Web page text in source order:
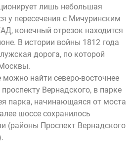
лишь небольшая
у пересечения с Мичуринским
конечный отрезок находится
В истории войны 1812 года
дорога, по которой
можно найти северо-восточнее
Вернадского, в парке
парка, начинающаяся от моста
шоссе сохранилось
(районы Проспект Вернадского